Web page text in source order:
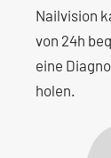
Nailvision
von 24h
eine
holen.